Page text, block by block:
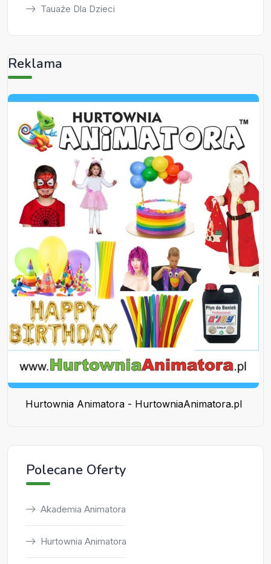
Tauaże Dla Dzieci
Reklama
Hurtownia Animatora - HurtowniaAnimatora.pl
Polecane Oferty
Akademia Animatora
Hurtownia Animatora